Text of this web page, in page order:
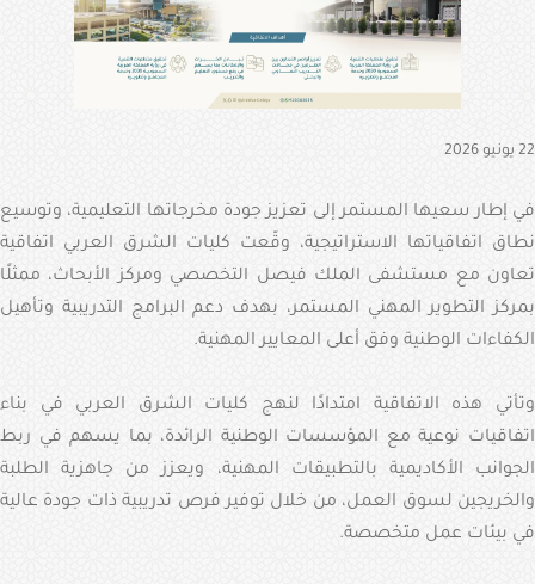
الإلكترونية
تواصل 22 يونيو 2026
في إطار سعيها المستمر إلى تعزيز جودة مخرجاتها التعليمية، وتوسيع
نطاق اتفاقياتها الاستراتيجية، وقّعت كليات الشرق العربي اتفاقية
تعاون مع مستشفى الملك فيصل التخصصي ومركز الأبحاث، ممثلًا
بمركز التطوير المهني المستمر، بهدف دعم البرامج التدريبية وتأهيل
الكفاءات الوطنية وفق أعلى المعايير المهنية.
وتأتي هذه الاتفاقية امتدادًا لنهج كليات الشرق العربي في بناء
اتفاقيات نوعية مع المؤسسات الوطنية الرائدة، بما يسهم في ربط
الجوانب الأكاديمية بالتطبيقات المهنية، ويعزز من جاهزية الطلبة
والخريجين لسوق العمل، من خلال توفير فرص تدريبية ذات جودة عالية
في بيئات عمل متخصصة.